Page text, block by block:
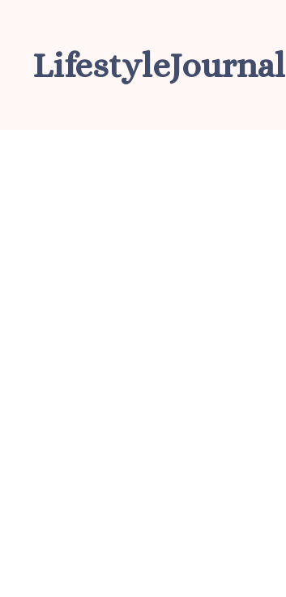
inhoudLifestyleJournal